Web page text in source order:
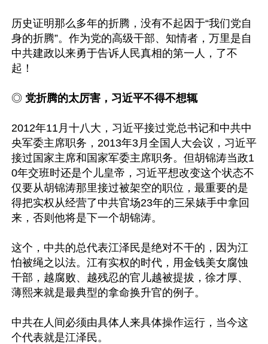
历史证明那么多年的折腾，没有不起因于“我们党自
身的折腾”。作为党的高级干部、知情者，万里是自
中共建政以来勇于告诉人民真相的第一人，了不
起！
◎ 党折腾的太厉害，习近平不得不想辄
2012年11月十八大，习近平接过党总书记和中共中
央军委主席职务，2013年3月全国人大会议，习近平
接过国家主席和国家军委主席职务。但胡锦涛当政1
0年交班时还是个儿皇帝，习近平想改变这个状态不
仅要从胡锦涛那里接过被架空的职位，最重要的是
得把实权从经营了中共官场23年的三呆婊手中拿回
来，否则他将是下一个胡锦涛。
这个，中共的总代表江泽民是绝对不干的，因为江
怕被绳之以法。江有实权的时代，用金钱美女腐蚀
干部，越腐败、越残忍的官儿越被提拔，徐才厚、
薄熙来就是最典型的拿命换升官的例子。
中共在人间必须由具体人来具体操作运行，当今这
个代表就是江泽民。